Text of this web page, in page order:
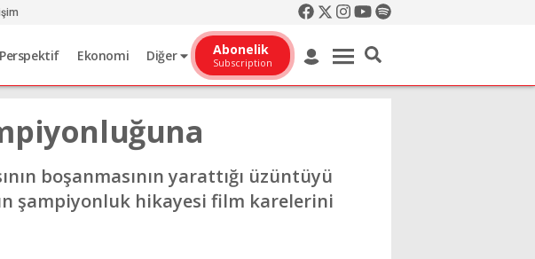
Perspektif Ekonomi Diğer Abonelik
Subscription
boşanmasının yarattığı üzüntüyü
şampiyonluk hikayesi film karelerini